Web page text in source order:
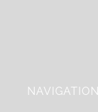
NAVIGATION